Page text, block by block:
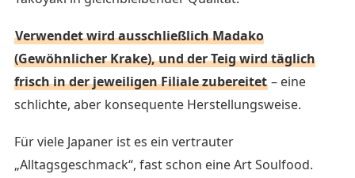
Verwendet wird ausschließlich Madako
(Gewöhnlicher Krake), und der Teig wird täglich
frisch in der jeweiligen Filiale zubereitet – eine
schlichte, aber konsequente Herstellungsweise.
Für viele Japaner ist es ein vertrauter
„Alltagsgeschmack“, fast schon eine Art Soulfood.